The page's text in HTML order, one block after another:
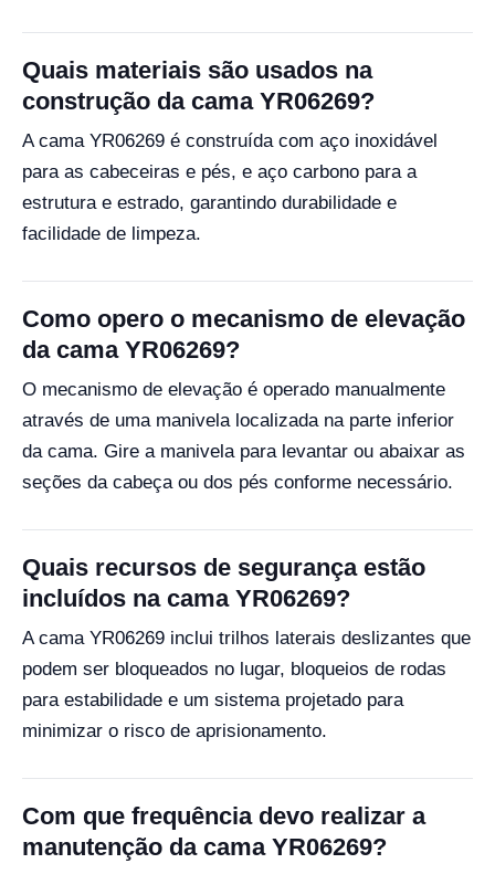
Quais materiais são usados na
construção da cama YR06269?
A cama YR06269 é construída com aço inoxidável
para as cabeceiras e pés, e aço carbono para a
estrutura e estrado, garantindo durabilidade e
facilidade de limpeza.
Como opero o mecanismo de elevação
da cama YR06269?
O mecanismo de elevação é operado manualmente
através de uma manivela localizada na parte inferior
da cama. Gire a manivela para levantar ou abaixar as
seções da cabeça ou dos pés conforme necessário.
Quais recursos de segurança estão
incluídos na cama YR06269?
A cama YR06269 inclui trilhos laterais deslizantes que
podem ser bloqueados no lugar, bloqueios de rodas
para estabilidade e um sistema projetado para
minimizar o risco de aprisionamento.
Com que frequência devo realizar a
manutenção da cama YR06269?